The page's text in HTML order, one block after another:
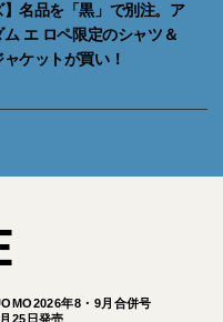
】名品を「黒」で別注。ア
ム エ ロペ限定のシャツ＆
ャケットが買い！
年8・9月合併号
25日発売